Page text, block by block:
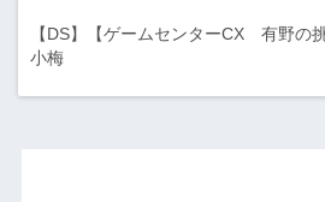
【DS】【ゲームセンターCX 有野の挑
小梅